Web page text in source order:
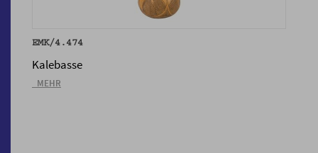
EMK/4.474
Kalebasse
_MEHR